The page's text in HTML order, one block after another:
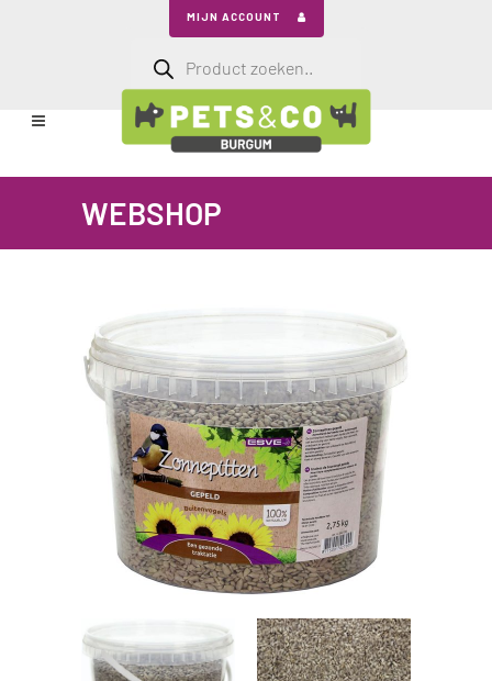
zoeken
MIJN ACCOUNT
WEBSHOP